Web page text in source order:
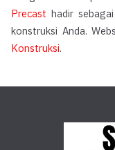
Precast hadir
konstruksi Anda.
Konstruksi.